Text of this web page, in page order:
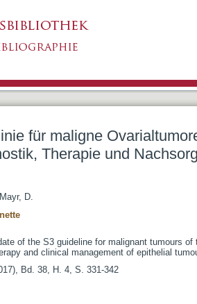
2016 : Rolle der
für maligne
Therapie und
Mayr, D.
of the S3 guideline for malignant tumours
and clinical management of epithelial
Bd. 38, H. 4, S. 331-342